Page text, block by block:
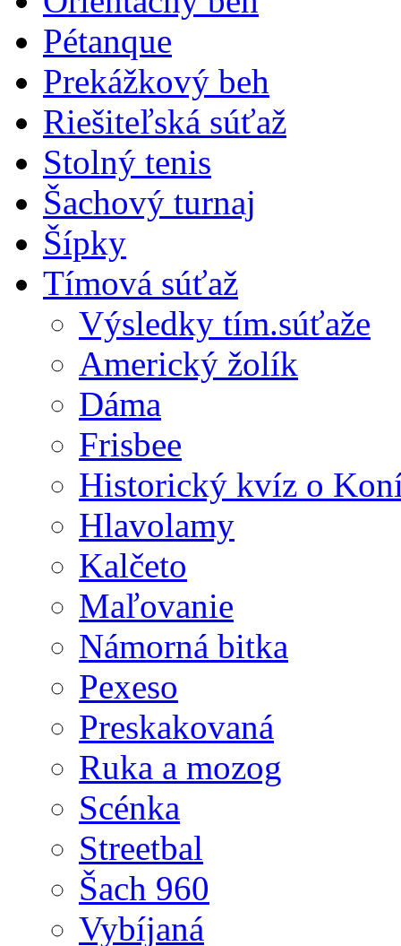
Pétanque
Prekážkový beh
Riešiteľská súťaž
Stolný tenis
Šachový turnaj
Šípky
Tímová súťaž
Výsledky tím.súťaže
Americký žolík
Dáma
Frisbee
Historický kvíz o
Hlavolamy
Kalčeto
Maľovanie
Námorná bitka
Pexeso
Preskakovaná
Ruka a mozog
Scénka
Streetbal
Šach 960
Vybíjaná